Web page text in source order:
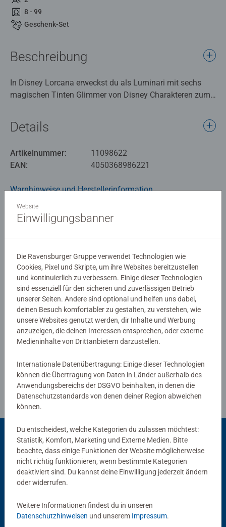
8 - 99
Geschenk-Set
Beschreibung
In Disney Lorcana erweckst du als Luminari mit sechs
magischen Tinten Glimmer von Disney Charakteren zum
Das ideale Geschenk für alle Spieler und Sammler. Das
Geschenk-Set enthält neben zusätzlichen Booster Packs
Produktsprache: Deutsch
Ravensburger mit einzigartiger Spielmechanik, das
beliebte Disney Charaktere in einer völlig neuen Welt im
Original und auf neu gestaltete Weise zeigt.
Details
Artikelnummer:
11098622
EAN:
4050368986221
Warnhinweise und Herstellerinformation
Bewertungen (1)
Durchschnittliche Bewertung 4,0 von 5 Sternen.
4,0/5
Bewertungen
Richtlinien für Bewertungen
Beliebte Auswahl
Andere Kunden mögen auch
Website
Einwilligungsbanner
Die Ravensburger Gruppe verwendet Technologien wie
Cookies, Pixel und Skripte, um ihre Websites bereitzustellen
und kontinuierlich zu verbessern. Einige dieser Technologien
sind essenziell für den sicheren und zuverlässigen Betrieb
unserer Seiten. Andere sind optional und helfen uns dabei,
deinen Besuch komfortabler zu gestalten, zu verstehen, wie
unsere Websites genutzt werden, dir Inhalte und Werbung
anzuzeigen, die deinen Interessen entsprechen, oder externe
Medieninhalte von Drittanbietern darzustellen.
Internationale Datenübertragung: Einige dieser Technologien
können die Übertragung von Daten in Länder außerhalb des
Anwendungsbereichs der DSGVO beinhalten, in denen die
Datenschutzstandards von denen deiner Region abweichen
können.
Du entscheidest, welche Kategorien du zulassen möchtest:
Statistik, Komfort, Marketing und Externe Medien. Bitte
beachte, dass einige Funktionen der Website möglicherweise
nicht richtig funktionieren, wenn bestimmte Kategorien
deaktiviert sind. Du kannst deine Einwilligung jederzeit ändern
oder widerrufen.
Weitere Informationen findest du in unseren
Datenschutzhinweisen und unserem Impressum.